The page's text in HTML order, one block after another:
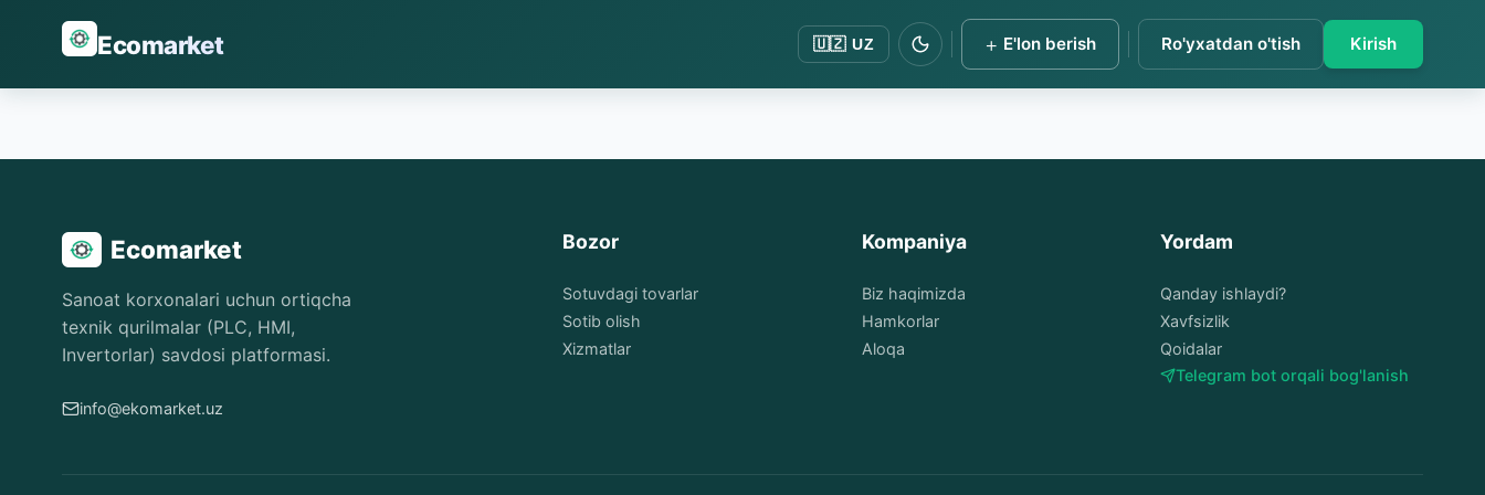
Ecomarket 🇺🇿 UZ + E'lon berish Ro'yxatdan o'tish Kirish
Ecomarket
Sanoat korxonalari uchun ortiqcha
texnik qurilmalar (PLC, HMI,
Invertorlar) savdosi platformasi.
info@ekomarket.uz
Bozor
Sotuvdagi tovarlar
Sotib olish
Xizmatlar
Kompaniya
Biz haqimizda
Hamkorlar
Aloqa
Yordam
Qanday ishlaydi?
Xavfsizlik
Qoidalar
Telegram bot orqali bog'lanish